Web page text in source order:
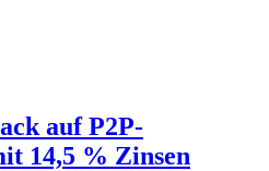
auf P2P-
14,5 % Zinsen